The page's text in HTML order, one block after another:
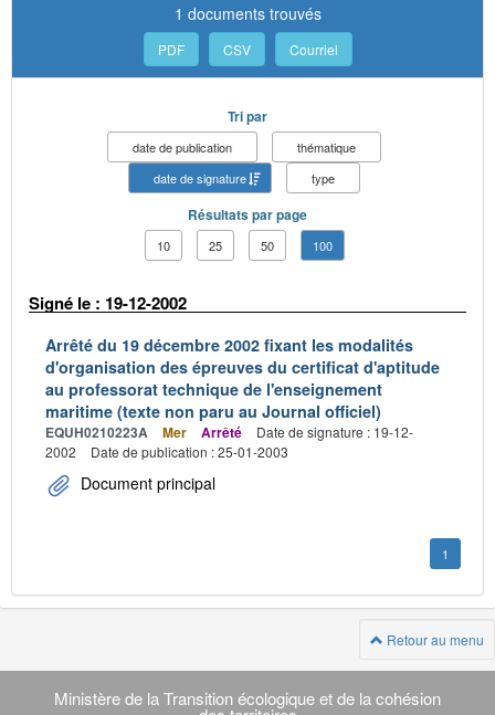
1 documents trouvés
PDF CSV Courriel
Tri par
date de publication
thématique
date de signature
type
Résultats par page
10 25 50 100
Signé le : 19-12-2002
Arrêté du 19 décembre 2002 fixant les modalités
d'organisation des épreuves du certificat d'aptitude
au professorat technique de l'enseignement
maritime (texte non paru au Journal officiel)
EQUH0210223A Mer Arrêté
Date de signature : 19-12-
2002
Date de publication : 25-01-2003
Document principal
1
Retour au menu
Navigation
transverse
Ministère de la Transition écologique et de la cohésion